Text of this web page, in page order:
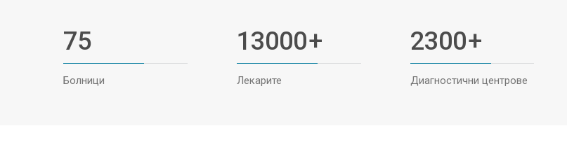
75
Болници
13000+
Лекарите
2300+
Диагностични центрове